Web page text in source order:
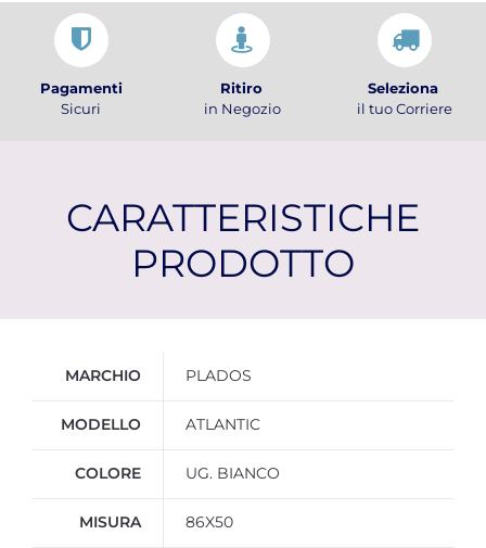
Pagamenti
Sicuri
Ritiro
in Negozio
Seleziona
il tuo Corriere
CARATTERISTICHE
PRODOTTO
MARCHIO PLADOS
MODELLO ATLANTIC
COLORE UG. BIANCO
MISURA 86X50